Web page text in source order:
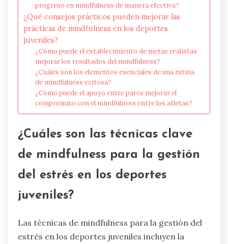
progreso en mindfulness de manera efectiva?
¿Qué consejos prácticos pueden mejorar las
prácticas de mindfulness en los deportes
juveniles?
¿Cómo puede el establecimiento de metas realistas
mejorar los resultados del mindfulness?
¿Cuáles son los elementos esenciales de una rutina
de mindfulness exitosa?
¿Cómo puede el apoyo entre pares mejorar el
compromiso con el mindfulness entre los atletas?
¿Cuáles son las técnicas clave
de mindfulness para la gestión
del estrés en los deportes
juveniles?
Las técnicas de mindfulness para la gestión del
estrés en los deportes juveniles incluyen la